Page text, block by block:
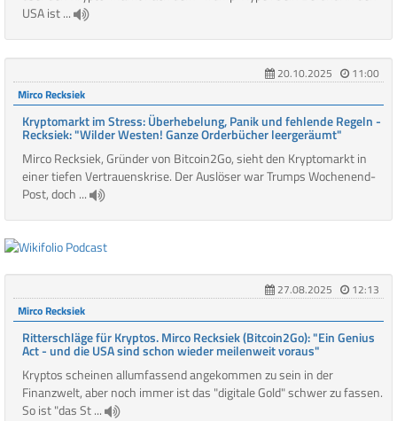
USA ist ...
20.10.2025
11:00
Mirco Recksiek
Kryptomarkt im Stress: Überhebelung, Panik und fehlende Regeln -
Recksiek: "Wilder Westen! Ganze Orderbücher leergeräumt"
Mirco Recksiek, Gründer von Bitcoin2Go, sieht den Kryptomarkt in
einer tiefen Vertrauenskrise. Der Auslöser war Trumps Wochenend-
Post, doch ...
27.08.2025
12:13
Mirco Recksiek
Ritterschläge für Kryptos. Mirco Recksiek (Bitcoin2Go): "Ein Genius
Act - und die USA sind schon wieder meilenweit voraus"
Kryptos scheinen allumfassend angekommen zu sein in der
Finanzwelt, aber noch immer ist das "digitale Gold" schwer zu fassen.
So ist "das St ...